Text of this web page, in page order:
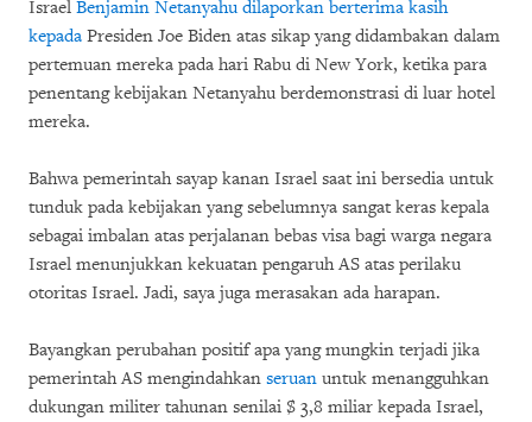
Israel Benjamin Netanyahudilaporkan berterima kasih
kepada Presiden Joe Biden atas sikap yang didambakan dalam
pertemuan mereka pada hari Rabu di New York, ketika para
penentang kebijakan Netanyahu berdemonstrasi di luar hotel
mereka.
Bahwa pemerintah sayap kanan Israel saat ini bersedia untuk
tunduk pada kebijakan yang sebelumnya sangat keras kepala
sebagai imbalan atas perjalanan bebas visa bagi warga negara
Israel menunjukkan kekuatan pengaruh AS atas perilaku
otoritas Israel. Jadi, saya juga merasakan ada harapan.
Bayangkan perubahan positif apa yang mungkin terjadi jika
pemerintah AS mengindahkan seruan untuk menangguhkan
dukungan militer tahunan senilai $ 3,8 miliar kepada Israel,